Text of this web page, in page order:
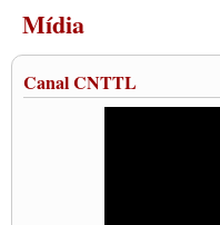
Mídia
Canal CNTTL